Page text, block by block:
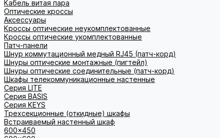
Кабель витая пара
Оптические кроссы
Аксессуары
Кроссы оптические неукомплектованные
Кроссы оптические укомплектованные
Патч-панели
Шнур коммутационный медный RJ45 (патч-корд)
Шнуры оптические монтажные (пигтейл)
Шнуры оптические соединительные (патч-корд)
Шкафы телекоммуникационные настенные
Cерия LITE
Cерия BASIS
Cерия KEYS
Трехсекционные (откидные) шкафы
Встраиваемый настенный шкаф
600x450